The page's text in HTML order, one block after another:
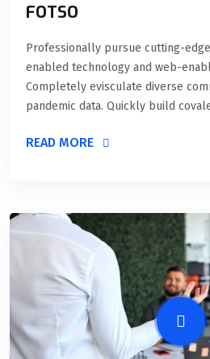
FOTSO
Professionally pursue cutting-
enabled technology and web-
Completely evisculate diverse
pandemic data. Quickly build
READ MORE